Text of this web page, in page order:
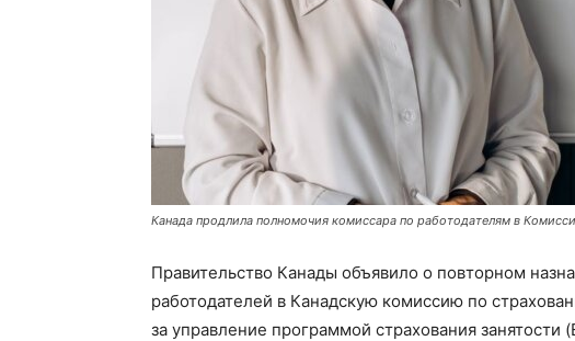
Канада продлила полномочия комиссара по работодателям в
Правительство Канады объявило о повторном
работодателей в Канадскую комиссию по
за управление программой страхования занятости